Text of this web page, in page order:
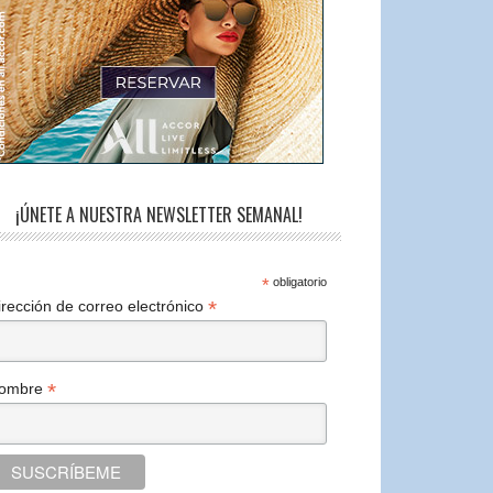
¡ÚNETE A NUESTRA NEWSLETTER SEMANAL!
* obligatorio
de correo electrónico *
*